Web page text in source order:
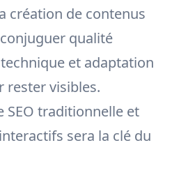
création de contenus
qualité
et adaptation
rester visibles.
SEO traditionnelle et
sera la clé du